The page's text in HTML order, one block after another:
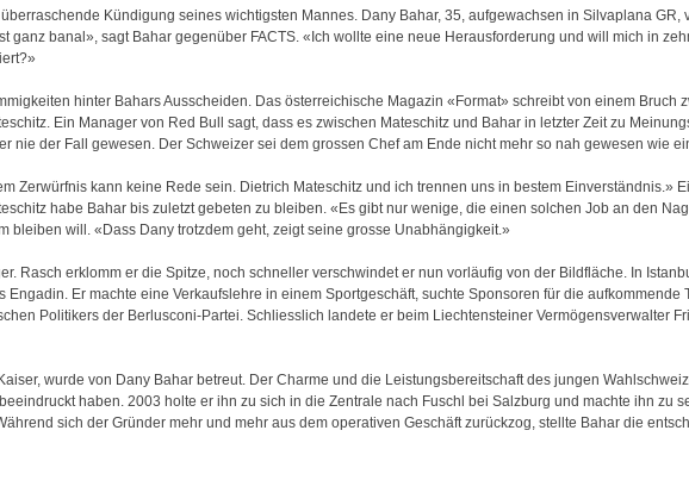
Kündigung seines wichtigsten Mannes. Dany Bahar, 35, aufgewachsen in Silvaplana GR,
ganz banal», sagt Bahar gegenüber FACTS. «Ich wollte eine neue Herausforderung und will mich in
hinter Bahars Ausscheiden. Das österreichische Magazin «Format» schreibt von einem Bruch
Ein Manager von Red Bull sagt, dass es zwischen Mateschitz und Bahar in letzter Zeit zu
nie der Fall gewesen. Der Schweizer sei dem grossen Chef am Ende nicht mehr so nah gewesen wie
Zerwürfnis kann keine Rede sein. Dietrich Mateschitz und ich trennen uns in bestem Einverständnis.»
habe Bahar bis zuletzt gebeten zu bleiben. «Es gibt nur wenige, die einen solchen Job an den
bleiben will. «Dass Dany trotzdem geht, zeigt seine grosse Unabhängigkeit.»
Rasch erklomm er die Spitze, noch schneller verschwindet er nun vorläufig von der Bildfläche. In
Engadin. Er machte eine Verkaufslehre in einem Sportgeschäft, suchte Sponsoren für die aufkommende
Politikers der Berlusconi-Partei. Schliesslich landete er beim Liechtensteiner Vermögensverwalter
wurde von Dany Bahar betreut. Der Charme und die Leistungsbereitschaft des jungen
haben. 2003 holte er ihn zu sich in die Zentrale nach Fuschl bei Salzburg und machte ihn zu
sich der Gründer mehr und mehr aus dem operativen Geschäft zurückzog, stellte Bahar die